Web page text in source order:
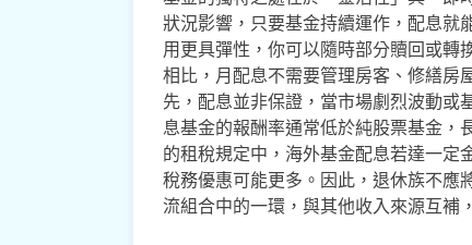
狀況影響，只要基金持續運作，配息就
用更具彈性，你可以隨時部分贖回或轉
相比，月配息不需要管理房客、修繕房
先，配息並非保證，當市場劇烈波動或
息基金的報酬率通常低於純股票基金，
的租稅規定中，海外基金配息若達一定
稅務優惠可能更多。因此，退休族不應
流組合中的一環，與其他收入來源互補